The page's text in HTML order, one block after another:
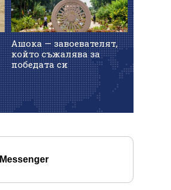
Ашока — завоевателят,
който съжалява за
победата си
Messenger